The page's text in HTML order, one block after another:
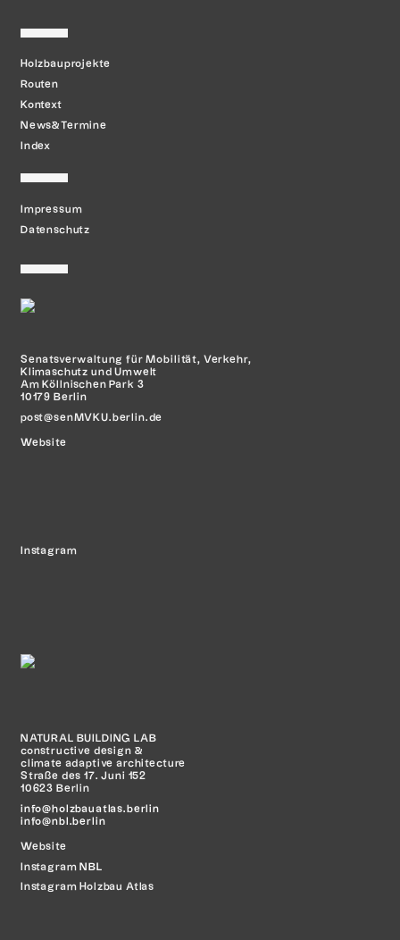
Holzbauprojekte
Routen
Kontext
News&Termine
Index
Impressum
Datenschutz
Senatsverwaltung für Mobilität, Verkehr,
Klimaschutz und Umwelt
Am Köllnischen Park 3
10179 Berlin
post@senMVKU.berlin.de
Website
Instagram
NATURAL BUILDING LAB
constructive design &
climate adaptive architecture
Straße des 17. Juni 152
10623 Berlin
info@holzbauatlas.berlin
info@nbl.berlin
Website
Instagram NBL
Instagram Holzbau Atlas